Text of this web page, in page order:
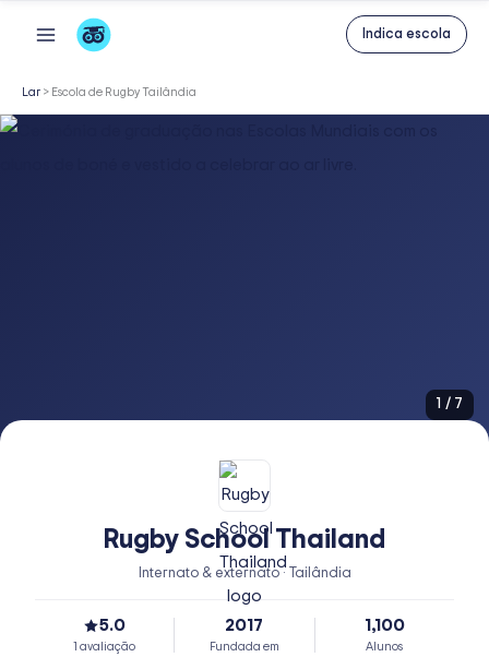
content
Indica escola
Lar > Escola de Rugby Tailândia
1 / 7
Rugby School Thailand
Internato & externato · Tailândia
5.0
1 avaliação
2017
Fundada em
1,100
Alunos